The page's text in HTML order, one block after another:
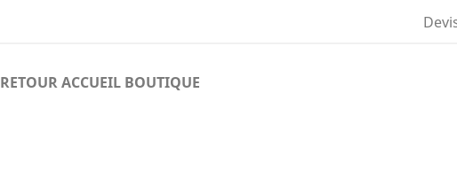
RETOUR ACCUEIL BOUTIQUE